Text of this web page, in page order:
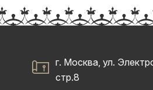
г. Москва, ул.
стр.8